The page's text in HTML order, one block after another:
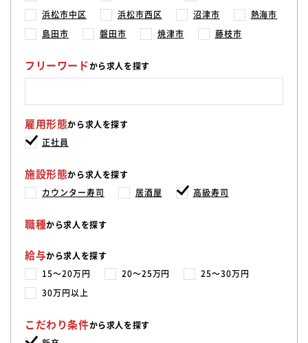
浜松市中区 浜松市西区 沼津市 熱海市
島田市 磐田市 焼津市 藤枝市
フリーワードから求人を探す
雇用形態から求人を探す
正社員
施設形態から求人を探す
カウンター寿司 居酒屋 高級寿司
職種から求人を探す
給与から求人を探す
15〜20万円 20〜25万円 25〜30万円
30万円以上
こだわり条件から求人を探す